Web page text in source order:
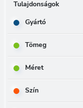
Tulajdonságok
Gyártó
Tömeg
Méret
Szín